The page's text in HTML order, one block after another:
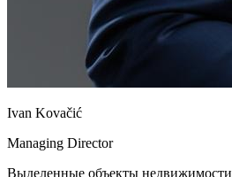
Ivan Kovačić
Managing Director
Выделенные объекты недвижимости